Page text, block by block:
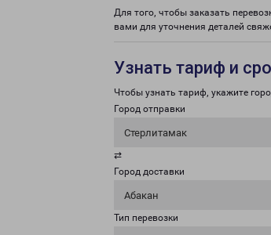
Для того, чтобы заказать
вами для уточнения деталей
Узнать тариф и
Чтобы узнать тариф, укажите
Город отправки
Стерлитамак
⇄
Город доставки
Абакан
Тип перевозки